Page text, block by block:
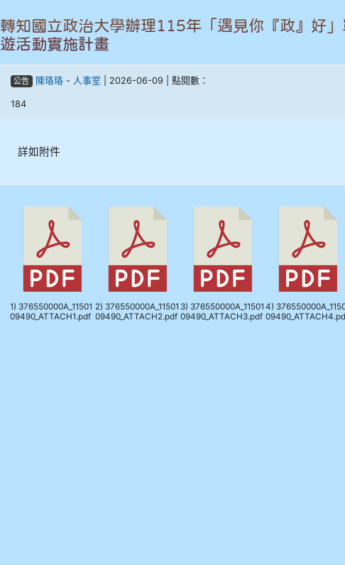
909林玉楓
909林朝智
910謝尚橙
910溫婕伶
911張 婷
912彭子宸
914王苡澄
轉知國立政治大學辦理115年「遇見你『政』好」
遊活動實施計畫
公告 陳珞珞- 人事室 | 2026-06-09 | 點閱數：
184
詳如附件
1) 376550000A_11501
09490_ATTACH1.pdf
2) 376550000A_11501
09490_ATTACH2.pdf
3) 376550000A_11501
09490_ATTACH3.pdf
4)